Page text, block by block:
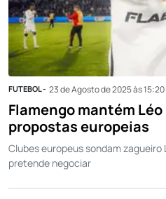
FUTEBOL - 23 de Agosto de 2025 às 15:20
Flamengo mantém
propostas europeias
Clubes europeus sondam zagueiro
pretende negociar